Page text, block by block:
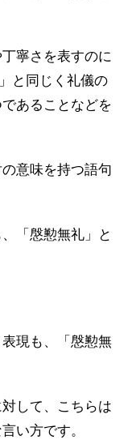
寧さを表すのに
と同じく礼儀の
あることなどを
意味を持つ語句
「慇懃無礼」と
表現も、「慇懃無
して、こちらは
い方です。